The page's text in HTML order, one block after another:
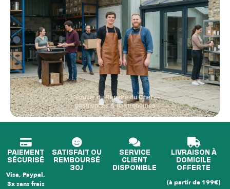
L'équipe du Repaire du Chef —
passionnés & gastronomes
PAIEMENT
SÉCURISÉ
Visa, Paypal,
3x sans frais
SATISFAIT OU
REMBOURSÉ
30J
SERVICE
CLIENT
DISPONIBLE
LIVRAISON À
DOMICILE
OFFERTE
(à partir de 199€)